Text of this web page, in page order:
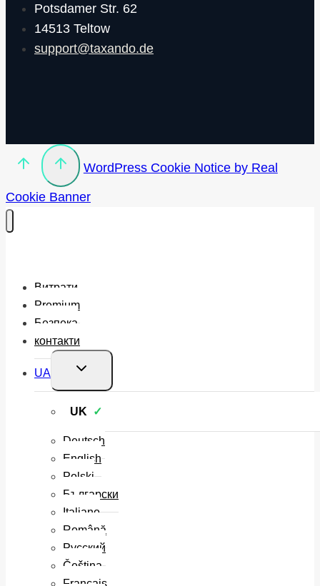
Potsdamer Str. 62
14513 Teltow
support@taxando.de
WordPress Cookie Notice by Real
Cookie Banner
Витрати
Premium
Безпека
контакти
UA
Перемкнути
нащадка
UK
Deutsch
English
Polski
Български
Italiano
Română
Русский
Čeština
Français